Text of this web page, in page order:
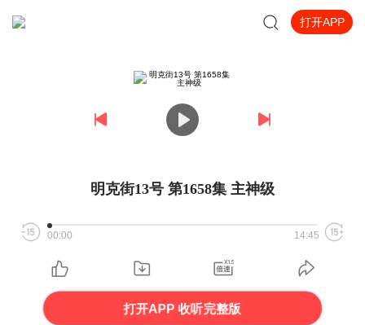
打开APP
明克街13号 第1658集 主神级
00:00 14:45
打开APP 收听完整版